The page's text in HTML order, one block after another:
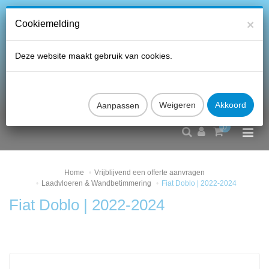
0
Home
Vrijblijvend een offerte aanvragen
Laadvloeren & Wandbetimmering
Fiat Doblo | 2022-2024
Fiat Doblo | 2022-2024
×
Cookiemelding
Deze website maakt gebruik van cookies.
Aanpassen